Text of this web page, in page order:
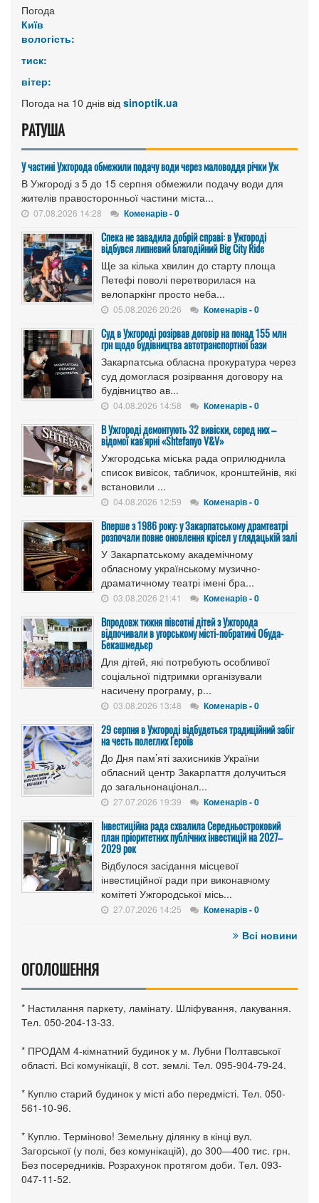
Погода
Київ
вологість:
тиск:
вітер:
Погода на 10 днів від sinoptik.ua
РАТУША
У частині Ужгорода обмежили подачу води через маловоддя річки Уж
В Ужгороді з 5 до 15 серпня обмежили подачу води для
жителів правосторонньої частини міста...
07.08.2026 14:28 Коменарів - 0
Спека не завадила добрій справі: в Ужгороді
відбувся липневий благодійний Big City Ride
Ще за кілька хвилин до старту площа
Петефі поволі перетворилася на
велопаркінг просто неба...
05.08.2026 20:26 Коменарів - 0
Cуд в Ужгороді розірвав договір на понад 155 млн
грн щодо будівництва автотранспортної бази
Закарпатська обласна прокуратура через
суд домоглася розірвання договору на
будівництво ав...
04.08.2026 14:58 Коменарів - 0
В Ужгороді демонтують 32 вивіски, серед них –
відомої кав'ярні «Shtefanyo V&V»
Ужгородська міська рада оприлюднила
список вивісок, табличок, кронштейнів, які
встановили ...
04.08.2026 12:59 Коменарів - 0
Вперше з 1986 року: у Закарпатському драмтеатрі
розпочали повне оновлення крісел у глядацькій залі
У Закарпатському академічному
обласному українському музично-
драматичному театрі імені бра...
03.08.2026 21:41 Коменарів - 0
Впродовж тижня півсотні дітей з Ужгорода
відпочивали в угорському місті-побратимі Обуда-
Бекашмедьєр
Для дітей, які потребують особливої
соціальної підтримки організували
насичену програму, р...
03.08.2026 13:48 Коменарів - 0
29 серпня в Ужгороді відбудеться традиційний забіг
на честь полеглих Героїв
До Дня пам’яті захисників України
обласний центр Закарпаття долучиться
до загальнонаціонал...
27.07.2026 19:39 Коменарів - 0
Інвестиційна рада схвалила Середньостроковий
план пріоритетних публічних інвестицій на 2027–
2029 рок
Відбулося засідання місцевої
інвестиційної ради при виконавчому
комітеті Ужгородської місь...
27.07.2026 14:25 Коменарів - 0
Всі новини
ОГОЛОШЕННЯ
* Настилання паркету, ламінату. Шліфування, лакування.
Тел. 050-204-13-33.
* ПРОДАМ 4-кімнатний будинок у м. Лубни Полтавської
області. Всі комунікації, 8 сот. землі. Тел. 095-904-79-24.
* Куплю старий будинок у місті або передмісті. Тел. 050-
561-10-96.
* Куплю. Терміново! Земельну ділянку в кінці вул.
Загорської (у полі, без комунікацій), до 300—400 тис. грн.
Без посередників. Розрахунок протягом доби. Тел. 093-
047-11-52.